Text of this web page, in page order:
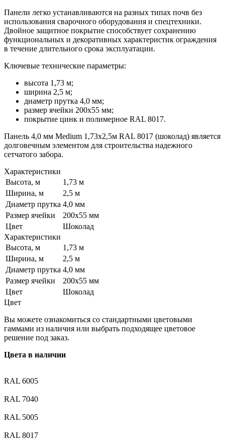
Панели легко устанавливаются на разных типах почв без
использования сварочного оборудования и спецтехники.
Двойное защитное покрытие способствует сохранению
функциональных и декоративных характеристик ограждения
в течение длительного срока эксплуатации.
Ключевые технические параметры:
высота 1,73 м;
ширина 2,5 м;
диаметр прутка 4,0 мм;
размер ячейки 200х55 мм;
покрытие цинк и полимерное RAL 8017.
Панель 4,0 мм Medium 1,73х2,5м RAL 8017 (шоколад) является
долговечным элементом для строительства надежного
сетчатого забора.
Характеристики
Высота, м
1,73 м
Ширина, м
2,5 м
Диаметр прутка 4,0 мм
Размер ячейки
200х55 мм
Цвет
Шоколад
Характеристики
Высота, м
1,73 м
Ширина, м
2,5 м
Диаметр прутка 4,0 мм
Размер ячейки
200х55 мм
Цвет
Шоколад
Цвет
Вы можете ознакомиться со стандартными цветовыми
гаммами из наличия или выбрать подходящее цветовое
решение под заказ.
Цвета в наличии
RAL 6005
RAL 7040
RAL 5005
RAL 8017